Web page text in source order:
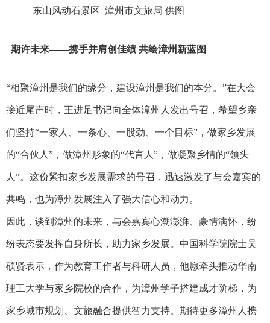
东山风动石景区 漳州市文旅局 供图
期许未来——携手并肩创佳绩 共绘漳州新蓝图
“相聚漳州是我们的缘分，建设漳州是我们的本分。”在大会
接近尾声时，王进足书记向全体漳州人发出号召，希望乡亲
们坚持“一家人、一条心、一股劲、一个目标”，做家乡发展
的“合伙人”，做漳州形象的“代言人”，做凝聚乡情的“领头
人”。这份紧扣家乡发展需求的号召，迅速激发了与会嘉宾的
共鸣，也为漳州发展注入了强大信心和动力。
因此，谈到漳州的未来，与会嘉宾心潮澎湃、豪情满怀，纷
纷表态要发挥自身所长，助力家乡发展。中国科学院院士吴
硕贤表示，作为教育工作者与科研人员，他愿牵头推动华南
理工大学与家乡院校的合作，为漳州学子搭建成才阶梯，为
家乡城市规划、文旅融合提供智力支持。期待更多漳州人携